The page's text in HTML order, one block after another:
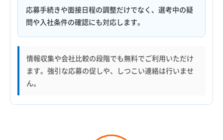
応募手続きや面接日程の調整だけでなく、選考中の疑
問や入社条件の確認にも対応します。
情報収集や会社比較の段階でも無料でご利用いただけ
ます。強引な応募の促しや、しつこい連絡は行いませ
ん。